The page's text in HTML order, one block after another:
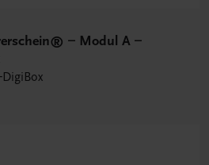
– Modul A –
DigiBox